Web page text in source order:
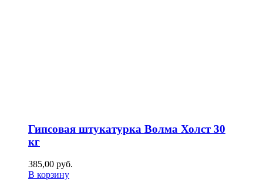
Гипсовая штукатурка Волма Холст 30
кг
385,00 руб.
В корзину